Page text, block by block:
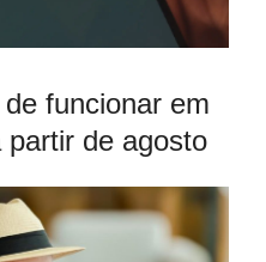
funcionar em
partir de agosto